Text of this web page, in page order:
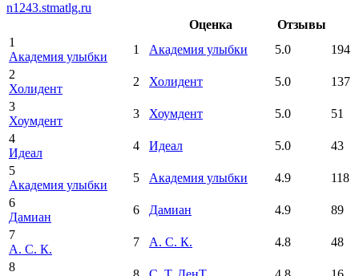
n1243.stmatlg.ru
Оценка
Отзывы
1
Академия улыбки
1 Академия улыбки 5.0
194
2
Холидент
2 Холидент 5.0
137
3
Хоумдент
3 Хоумдент 5.0
51
4
Идеал
4 Идеал 5.0
43
5
Академия улыбки
5 Академия улыбки 4.9
118
6
Дамиан
6 Дамиан 4.9
89
7
А. С. К.
7 А. С. К. 4.8
48
8